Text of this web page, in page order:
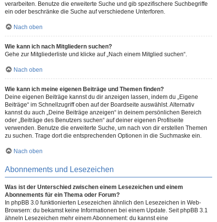
verarbeiten. Benutze die erweiterte Suche und gib spezifischere Suchbegriffe
ein oder beschränke die Suche auf verschiedene Unterforen.
Nach oben
Wie kann ich nach Mitgliedern suchen?
Gehe zur Mitgliederliste und klicke auf „Nach einem Mitglied suchen“.
Nach oben
Wie kann ich meine eigenen Beiträge und Themen finden?
Deine eigenen Beiträge kannst du dir anzeigen lassen, indem du „Eigene
Beiträge“ im Schnellzugriff oben auf der Boardseite auswählst. Alternativ
kannst du auch „Deine Beiträge anzeigen“ in deinem persönlichen Bereich
oder „Beiträge des Benutzers suchen“ auf deiner eigenen Profilseite
verwenden. Benutze die erweiterte Suche, um nach von dir erstellen Themen
zu suchen. Trage dort die entsprechenden Optionen in die Suchmaske ein.
Nach oben
Abonnements und Lesezeichen
Was ist der Unterschied zwischen einem Lesezeichen und einem
Abonnements für ein Thema oder Forum?
In phpBB 3.0 funktionierten Lesezeichen ähnlich den Lesezeichen in Web-
Browsern: du bekamst keine Informationen bei einem Update. Seit phpBB 3.1
ähneln Lesezeichen mehr einem Abonnement: du kannst eine